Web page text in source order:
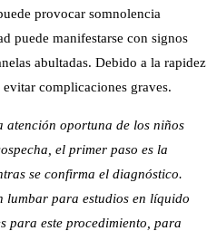
provocar somnolencia
puede manifestarse con signos
abultadas. Debido a la rapidez
complicaciones graves.
oportuna de los niños
el primer paso es la
se confirma el diagnóstico.
lumbar para estudios en líquido
para este procedimiento, para